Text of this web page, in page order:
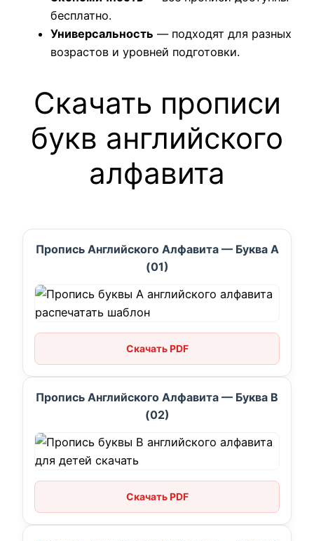
бесплатно.
Универсальность — подходят для разных
возрастов и уровней подготовки.
Скачать прописи
букв английского
алфавита
Пропись Английского Алфавита — Буква A
(01)
Скачать PDF
Пропись Английского Алфавита — Буква B
(02)
Скачать PDF